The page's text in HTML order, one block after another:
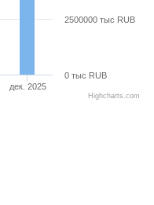
дек. 2025
0 тыс RUB
2500000 тыс RUB
Highcharts.com